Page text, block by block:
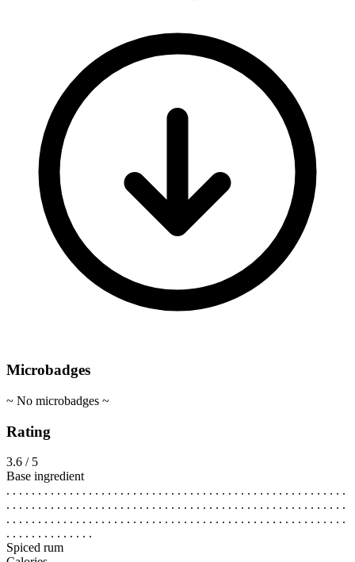
Microbadges
~ No microbadges ~
Rating
3.6 / 5
Base ingredient
. . . . . . . . . . . . . . . . . . . . . . . . . . . . . . . . . . . . . . . . . . . . . . . . . . . . . .
. . . . . . . . . . . . . . . . . . . . . . . . . . . . . . . . . . . . . . . . . . . . . . . . . . . . . .
. . . . . . . . . . . . . . . . . . . . . . . . . . . . . . . . . . . . . . . . . . . . . . . . . . . . . .
. . . . . . . . . . . . . .
Spiced rum